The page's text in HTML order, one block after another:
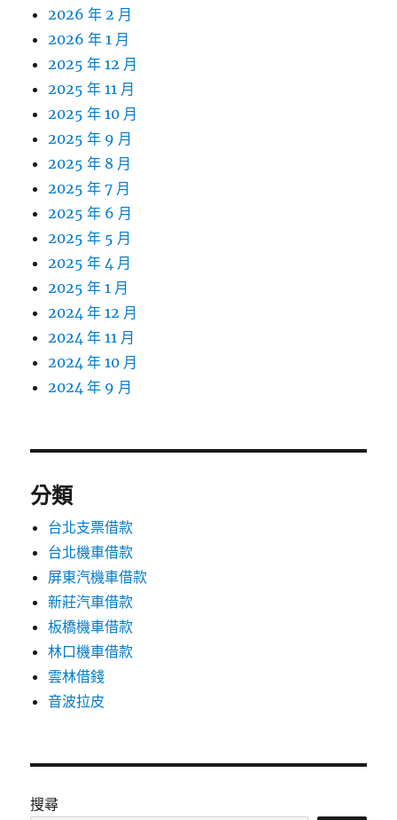
2026 年 2 月
2026 年 1 月
2025 年 12 月
2025 年 11 月
2025 年 10 月
2025 年 9 月
2025 年 8 月
2025 年 7 月
2025 年 6 月
2025 年 5 月
2025 年 4 月
2025 年 1 月
2024 年 12 月
2024 年 11 月
2024 年 10 月
2024 年 9 月
分類
台北支票借款
台北機車借款
屏東汽機車借款
新莊汽車借款
板橋機車借款
林口機車借款
雲林借錢
音波拉皮
搜尋